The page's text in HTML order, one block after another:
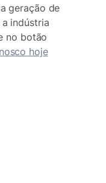
geração de
indústria
no botão
hoje